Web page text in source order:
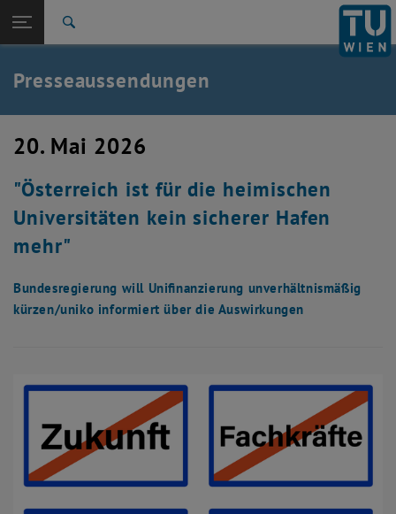
TU Login
Quicklinks
Quicklinks-Menü umschalten
Studium
Karriere
Zurück: Subseiten von Aktuelles auflisten
Zurück zur letzten Ebene:
Aktuelles
Presseaussendungen
Presseaussendungen
20. Mai 2026
"Österreich ist für die heimischen
Universitäten kein sicherer Hafen
mehr"
Bundesregierung will Unifinanzierung unverhältnismäßig
kürzen/uniko informiert über die Auswirkungen